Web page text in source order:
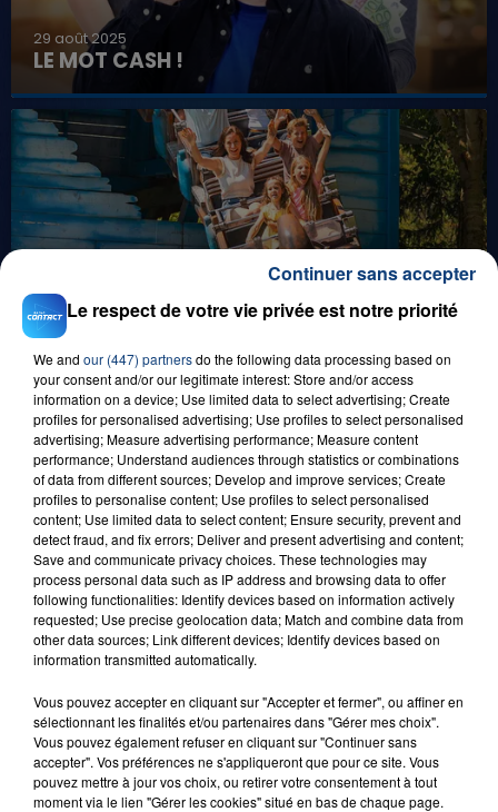
29 août 2025
LE MOT CASH !
0h00
GAGNEZ VOS ENTRÉES EN FAMILLE À
BAGATELLE !
1er août 2026
GAGNEZ VOS ENTRÉES POUR TOUTE LA
FAMILLE À PLOPSAQUA !
LES LIVES
Le respect de votre vie privée est notre priorité
We and our (447) partnersdo the following data processing based on
your consent and/or our legitimate interest: Store and/or access
information on a device; Use limited data to select advertising; Create
profiles for personalised advertising; Use profiles to select personalised
advertising; Measure advertising performance; Measure content
performance; Understand audiences through statistics or combinations
of data from different sources; Develop and improve services; Create
profiles to personalise content; Use profiles to select personalised
content; Use limited data to select content; Ensure security, prevent and
detect fraud, and fix errors; Deliver and present advertising and content;
Save and communicate privacy choices. These technologies may
process personal data such as IP address and browsing data to offer
following functionalities: Identify devices based on information actively
requested; Use precise geolocation data; Match and combine data from
other data sources; Link different devices; Identify devices based on
information transmitted automatically.
Vous pouvez accepter en cliquant sur "Accepter et fermer", ou affiner en
sélectionnant les finalités et/ou partenaires dans "Gérer mes choix".
Vous pouvez également refuser en cliquant sur "Continuer sans
accepter". Vos préférences ne s'appliqueront que pour ce site. Vous
pouvez mettre à jour vos choix, ou retirer votre consentement à tout
moment via le lien "Gérer les cookies" situé en bas de chaque page.
Continuer sans accepter